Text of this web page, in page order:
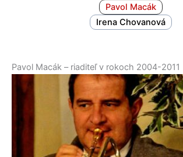
Pavol Macák
Irena Chovanová
Pavol Macák – riaditeľ v rokoch 2004-2011